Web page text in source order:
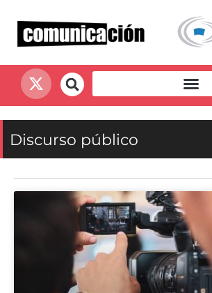
Discurso público